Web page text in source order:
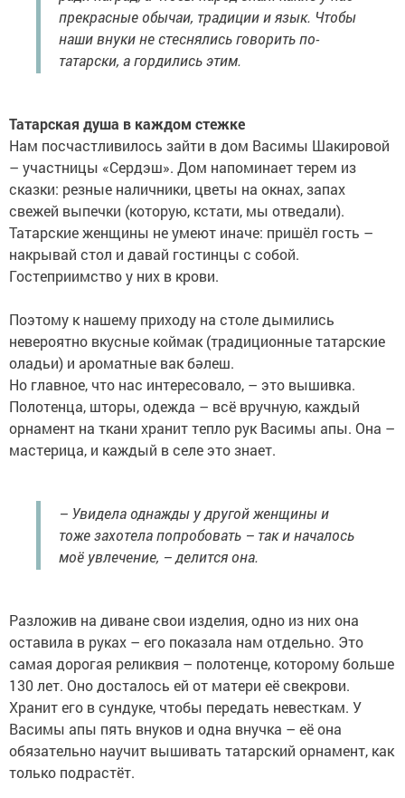
прекрасные обычаи, традиции и язык. Чтобы
наши внуки не стеснялись говорить по-
татарски, а гордились этим.
Татарская душа в каждом стежке
Нам посчастливилось зайти в дом Васимы Шакировой
– участницы «Сердэш». Дом напоминает терем из
сказки: резные наличники, цветы на окнах, запах
свежей выпечки (которую, кстати, мы отведали).
Татарские женщины не умеют иначе: пришёл гость –
накрывай стол и давай гостинцы с собой.
Гостеприимство у них в крови.
Поэтому к нашему приходу на столе дымились
невероятно вкусные коймак (традиционные татарские
оладьи) и ароматные вак бәлеш.
Но главное, что нас интересовало, – это вышивка.
Полотенца, шторы, одежда – всё вручную, каждый
орнамент на ткани хранит тепло рук Васимы апы. Она –
мастерица, и каждый в селе это знает.
– Увидела однажды у другой женщины и
тоже захотела попробовать – так и началось
моё увлечение, – делится она.
Разложив на диване свои изделия, одно из них она
оставила в руках – его показала нам отдельно. Это
самая дорогая реликвия – полотенце, которому больше
130 лет. Оно досталось ей от матери её свекрови.
Хранит его в сундуке, чтобы передать невесткам. У
Васимы апы пять внуков и одна внучка – её она
обязательно научит вышивать татарский орнамент, как
только подрастёт.